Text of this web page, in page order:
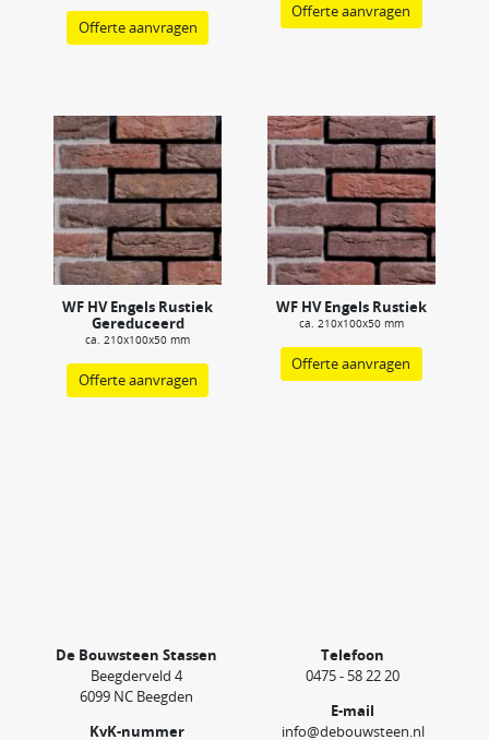
Offerte aanvragen
Offerte aanvragen
WF HV Engels Rustiek
Gereduceerd
ca. 210x100x50 mm
Offerte aanvragen
WF HV Engels Rustiek
ca. 210x100x50 mm
Offerte aanvragen
De Bouwsteen Stassen
Beegderveld 4
6099 NC Beegden
KvK-nummer
Telefoon
0475 - 58 22 20
E-mail
info@debouwsteen.nl